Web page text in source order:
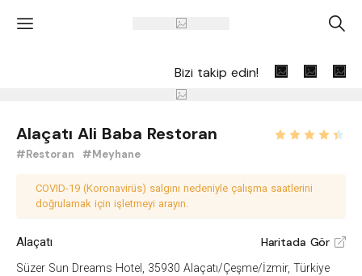
' A
Bizi takip edin!
Alaçatı Ali Baba Restoran
#Restoran #Meyhane
COVID-19 (Koronavirüs) salgını nedeniyle çalışma saatlerini
doğrulamak için işletmeyi arayın.
Alaçatı Haritada Gör V
Süzer Sun Dreams Hotel, 35930 Alaçatı/Çeşme/İzmir, Türkiye